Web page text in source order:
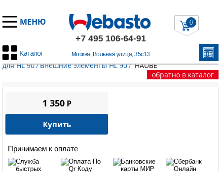
МЕНЮ
+7 495 106-64-91
Москва, Вольная улица, 35с13
Каталог
0
Главная / Запчасти Вебасто/Воздушные отопители
Запчасти
для HL 90/Внешние элементы HL 90/ HAUBE
обратно в каталог
Принимаем к оплате
1 350P
Купить